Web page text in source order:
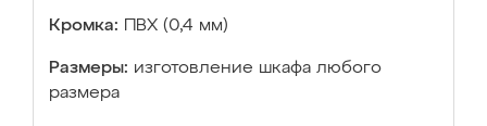
Кромка: ПВХ (0,4 мм)
Размеры: изготовление шкафа любого
размера